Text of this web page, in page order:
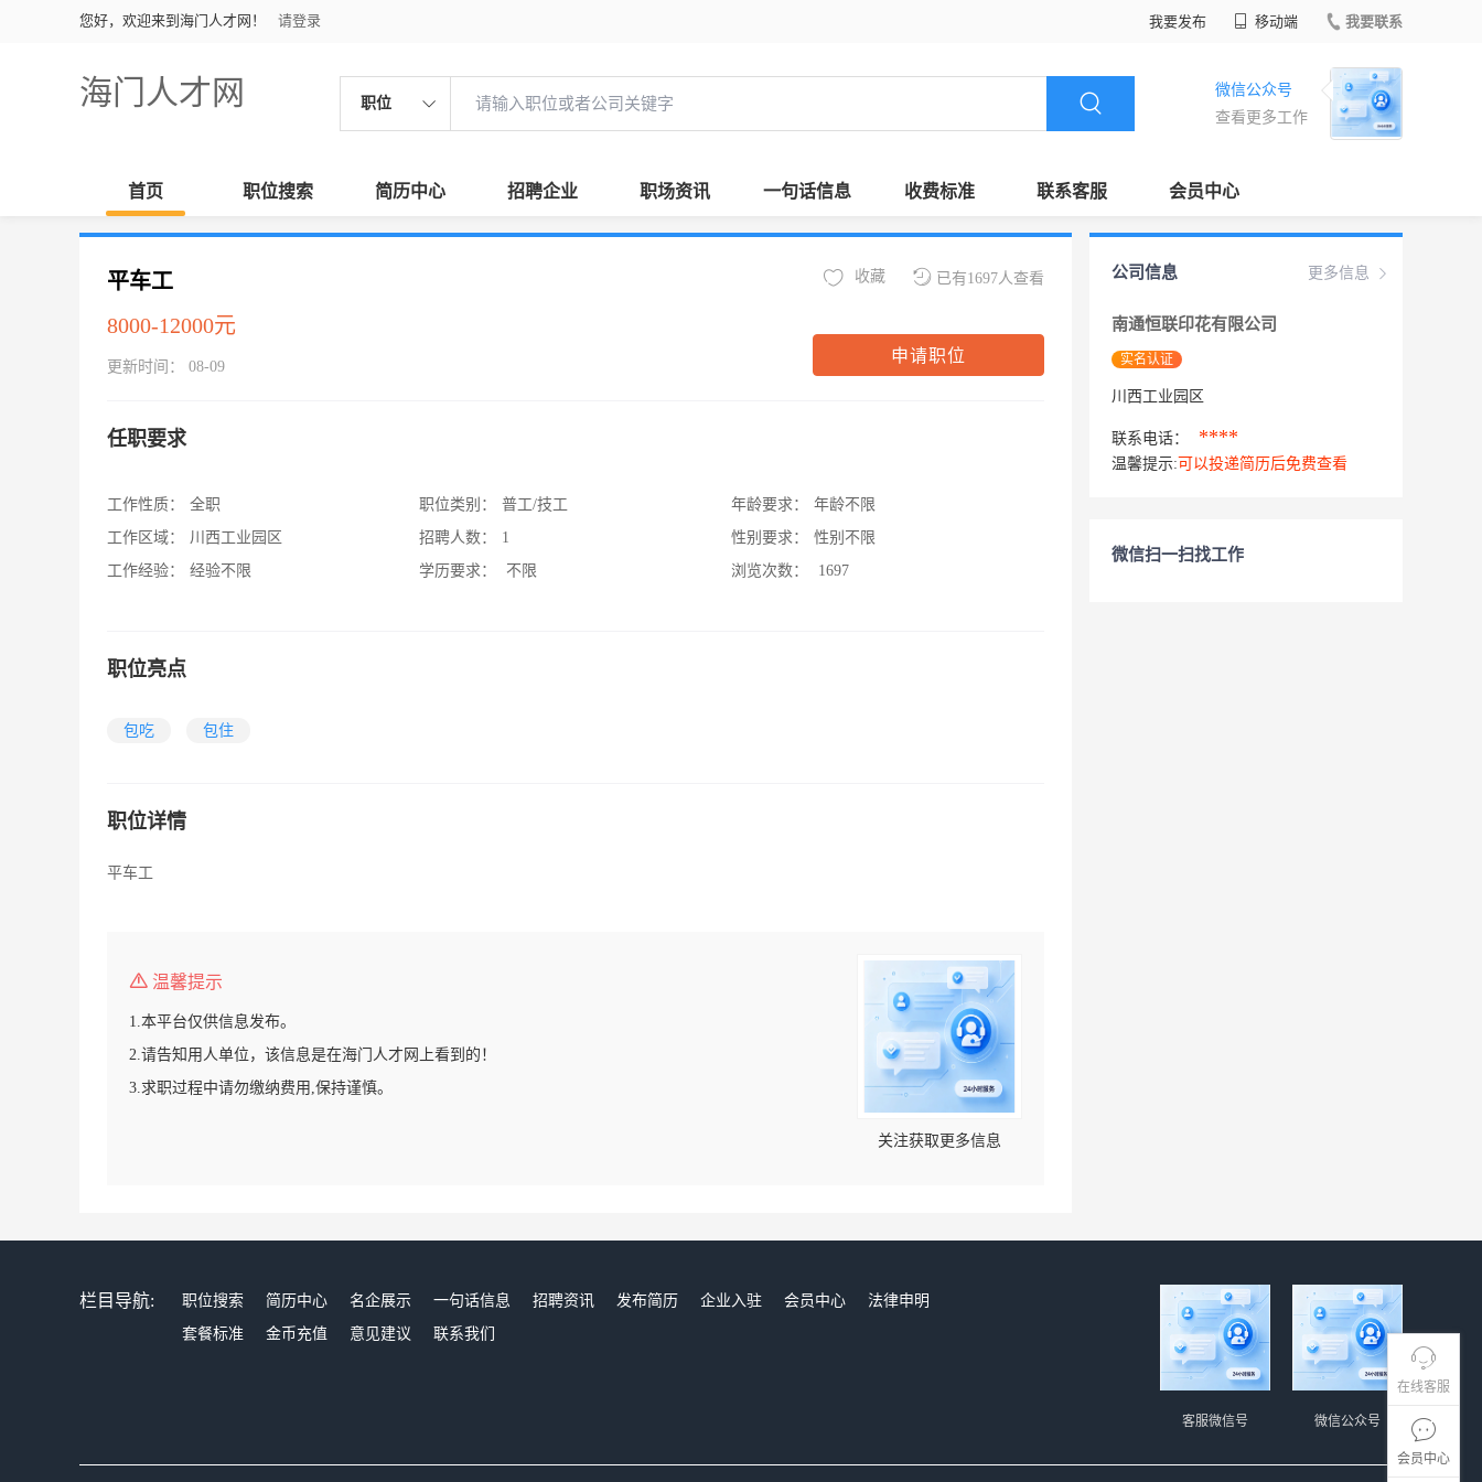
您好，欢迎来到海门人才网！ 请登录 我要发布 移动端 我要联系
海门人才网 职位
微信公众号
查看更多工作
首页 职位搜索 简历中心 招聘企业 职场资讯 一句话信息 收费标准 联系客服 会员中心
在线客服
会员中心
平车工
8000-12000元
更新时间： 08-09
已有1697人查看
收藏
申请职位
任职要求
工作性质：
全职
工作区域：
川西工业园区
工作经验：
经验不限
职位类别：
普工/技工
招聘人数：
1
学历要求：
不限
年龄要求：
年龄不限
性别要求：
性别不限
浏览次数：
1697
职位亮点
包吃 包住
职位详情
平车工
温馨提示
1.本平台仅供信息发布。
2.请告知用人单位，该信息是在海门人才网上看到的！
3.求职过程中请勿缴纳费用,保持谨慎。
关注获取更多信息
更多信息
公司信息
南通恒联印花有限公司
实名认证
川西工业园区
联系电话： ****
温馨提示: 可以投递简历后免费查看
微信扫一扫找工作
栏目导航: 职位搜索 简历中心 名企展示 一句话信息 招聘资讯 发布简历 企业入驻 会员中心
法律申明
套餐标准
金币充值 意见建议 联系我们
微信公众号
客服微信号